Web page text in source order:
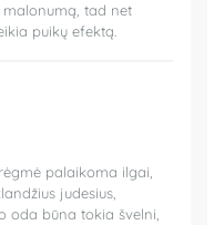
tad net
puikų efektą.
palaikoma ilgai,
judesius,
oda būna tokia švelni,